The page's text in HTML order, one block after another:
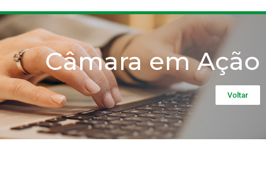
Câmara em Ação
Voltar